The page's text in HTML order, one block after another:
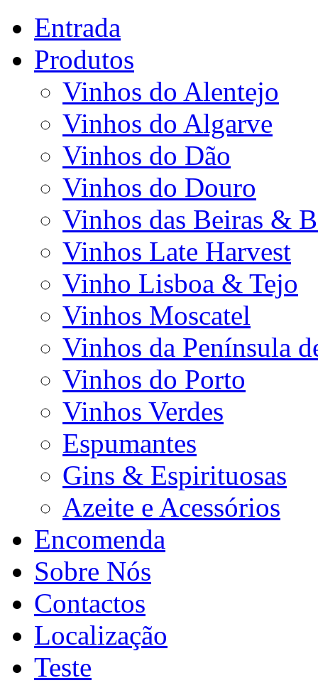
Entrada
Produtos
Vinhos do Alentejo
Vinhos do Algarve
Vinhos do Dão
Vinhos do Douro
Vinhos das Beiras &
Vinhos Late Harvest
Vinho Lisboa & Tejo
Vinhos Moscatel
Vinhos da Península
Vinhos do Porto
Vinhos Verdes
Espumantes
Gins & Espirituosas
Azeite e Acessórios
Encomenda
Sobre Nós
Contactos
Localização
Teste